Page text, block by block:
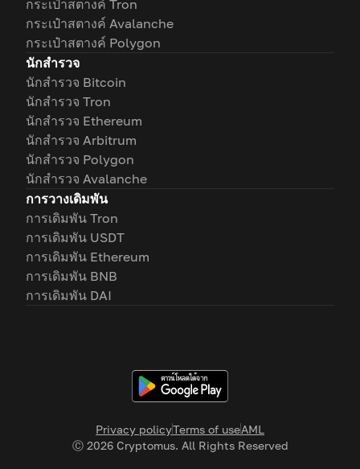
Privacy policyTerms of useAML
Ⓒ 2026Cryptomus. All Rights Reserved
กระเป๋าสตางค์ Tron
กระเป๋าสตางค์ Avalanche
กระเป๋าสตางค์ Polygon
นักสำรวจ
นักสำรวจ Bitcoin
นักสำรวจ Tron
นักสำรวจ Ethereum
นักสำรวจ Arbitrum
นักสำรวจ Polygon
นักสำรวจ Avalanche
การวางเดิมพัน
การเดิมพัน Tron
การเดิมพัน USDT
การเดิมพัน Ethereum
การเดิมพัน BNB
การเดิมพัน DAI